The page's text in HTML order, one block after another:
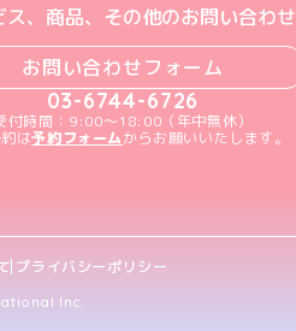
ス、商品、その他のお問い合わせ
お問い合わせフォーム
03-6744-6726
付時間：9:00～18:00（年中無休）
は予約フォームからお願いいたします。
プライバシーポリシー
Inc.